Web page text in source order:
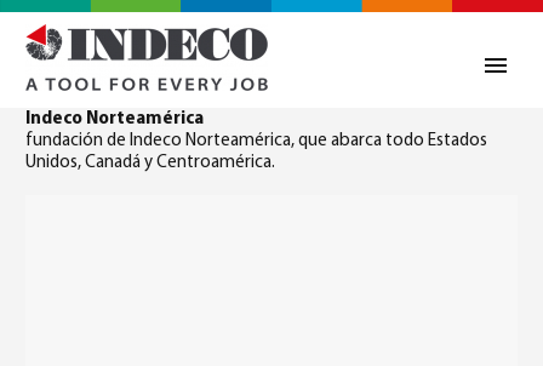
Indeco Norteamérica
fundación de Indeco Norteamérica, que abarca todo Estados
Unidos, Canadá y Centroamérica.